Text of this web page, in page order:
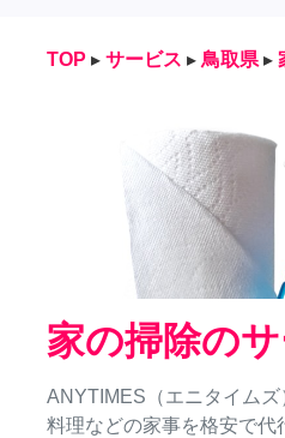
TOP ▸ サービス ▸ 鳥取県 ▸
家の掃除の
ANYTIMES（エニタイム
料理などの家事を格安で代